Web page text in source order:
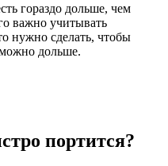
гораздо дольше, чем
важно учитывать
нужно сделать, чтобы
дольше.
портится?